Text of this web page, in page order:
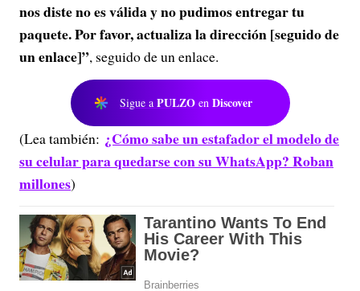
nos diste no es válida y no pudimos entregar tu
paquete. Por favor, actualiza la dirección [seguido de
un enlace]”, seguido de un enlace.
Sigue a PULZO en Discover
(Lea también: ¿Cómo sabe un estafador el modelo de
su celular para quedarse con su WhatsApp? Roban
millones)